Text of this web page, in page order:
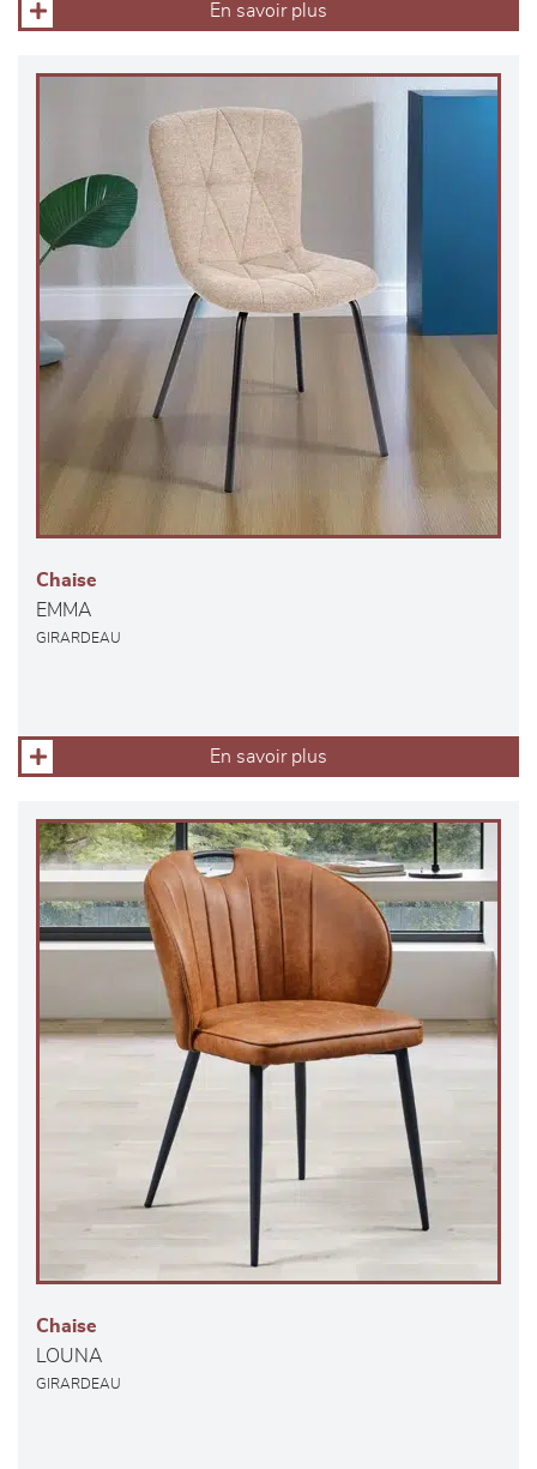
En savoir plus
Chaise
EMMA
GIRARDEAU
En savoir plus
Chaise
LOUNA
GIRARDEAU